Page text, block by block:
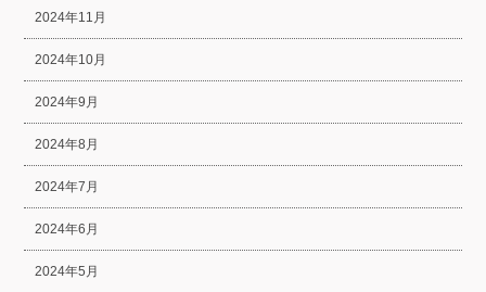
2024年11月
2024年10月
2024年9月
2024年8月
2024年7月
2024年6月
2024年5月